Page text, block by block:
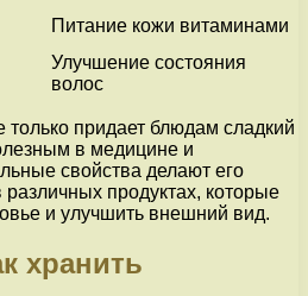
Питание кожи витаминами
Улучшение состояния
волос
придает блюдам сладкий
в медицине и
свойства делают его
продуктах, которые
и улучшить внешний вид.
хранить